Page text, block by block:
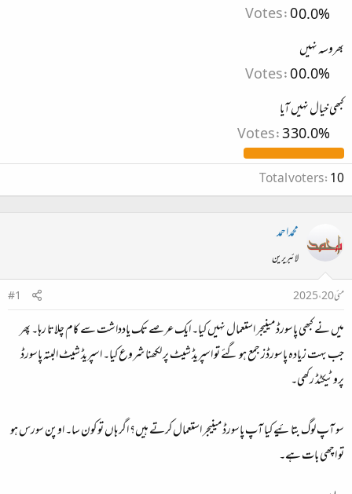
Votes:00.0%
بھروسہ نہیں
Votes:00.0%
کبھی خیال نہیں آیا
Votes:330.0%
Total voters 10
محمداحمد
لائبریرین
مئی 20، 2025
#1
میں نے کبھی پاسورڈ مینیجر استعمال نہیں کیا۔ ایک عرصے تک یادداشت سے کام چلاتا رہا۔ پھر
جب بہت زیادہ پاسورڈز جمع ہو گئے تو اسپریڈ شیٹ پر لکھنا شروع کیا۔ اسپریڈ شیٹ البتہ پاسورڈ
پروٹیکٹڈ رکھی۔
سو آپ لوگ بتائیے کیا آپ پاسورڈ مینیجر استعمال کرتے ہیں؟ اگر ہاں تو کون سا۔ اوپن سورس ہو
تو اچھی بات ہے۔